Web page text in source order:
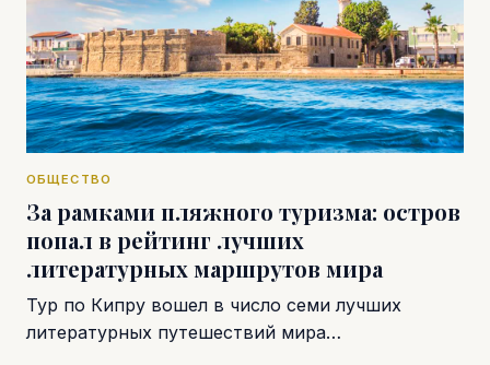
ОБЩЕСТВО
За рамками пляжного туризма: остров
попал в рейтинг лучших
литературных маршрутов мира
Тур по Кипру вошел в число семи лучших
литературных путешествий мира…